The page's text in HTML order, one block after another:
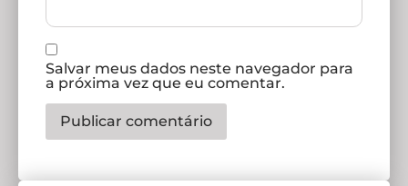
Salvar meus dados neste navegador para
a próxima vez que eu comentar.